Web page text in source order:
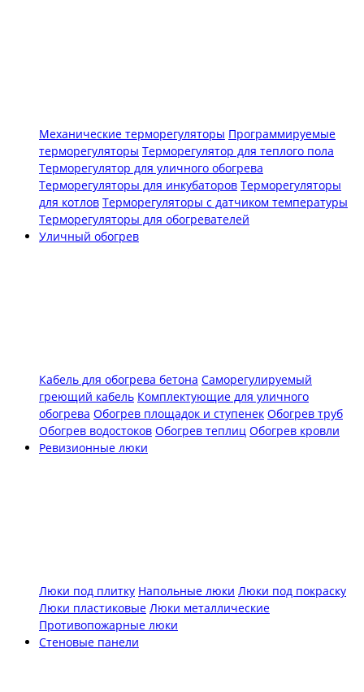
Механические терморегуляторы Программируемые
терморегуляторы Терморегулятор для теплого пола
Терморегулятор для уличного обогрева
Терморегуляторы для инкубаторов Терморегуляторы
для котлов Терморегуляторы с датчиком температуры
Терморегуляторы для обогревателей
Уличный обогрев
Кабель для обогрева бетона Саморегулируемый
греющий кабель Комплектующие для уличного
обогрева Обогрев площадок и ступенек Обогрев труб
Обогрев водостоков Обогрев теплиц Обогрев кровли
Ревизионные люки
Люки под плитку Напольные люки Люки под покраску
Люки пластиковые Люки металлические
Противопожарные люки
Стеновые панели